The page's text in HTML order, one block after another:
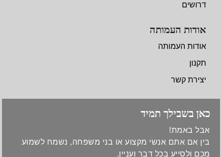
אודות העמותה
אודות העמותה
תקנון
יצירת קשר
דרושים
כאן בשבילך תמיד
אבל באמת!
בין אם אתם אנשי מקצוע או בני משפחה, נשמח לשמוע
מכם ולסייע בכל דבר ועניין.